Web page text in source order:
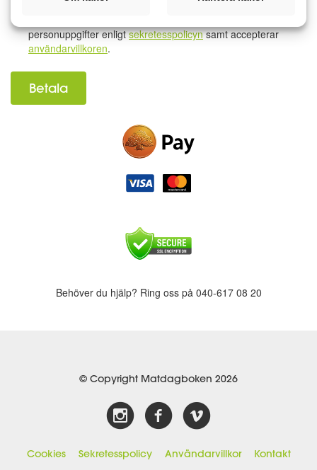
personuppgifter enligtsekretesspolicynsamt accepterar
användarvillkoren.
Behöver du hjälp? Ring oss på 040-617 08 20
© Copyright Matdagboken 2026
Cookies Sekretesspolicy Användarvillkor Kontakt